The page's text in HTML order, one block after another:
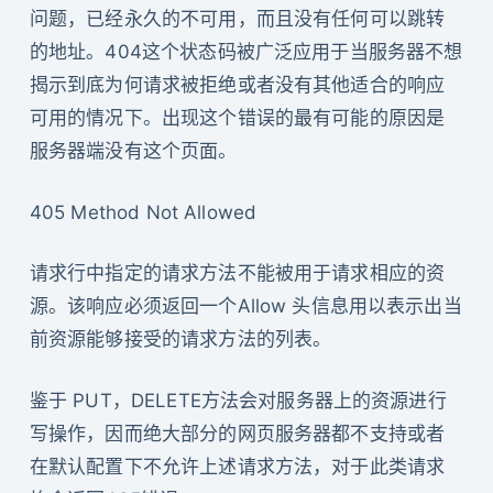
问题，已经永久的不可用，而且没有任何可以跳转
的地址。404这个状态码被广泛应用于当服务器不想
揭示到底为何请求被拒绝或者没有其他适合的响应
可用的情况下。出现这个错误的最有可能的原因是
服务器端没有这个页面。
405 Method Not Allowed
请求行中指定的请求方法不能被用于请求相应的资
源。该响应必须返回一个Allow 头信息用以表示出当
前资源能够接受的请求方法的列表。
鉴于 PUT，DELETE方法会对服务器上的资源进行
写操作，因而绝大部分的网页服务器都不支持或者
在默认配置下不允许上述请求方法，对于此类请求